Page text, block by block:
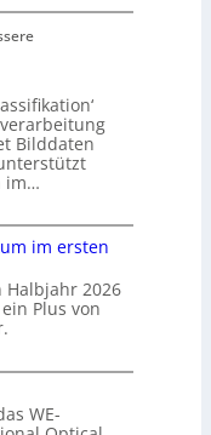
Bilddaten
im…
im ersten
Halbjahr 2026
Plus von
WE-